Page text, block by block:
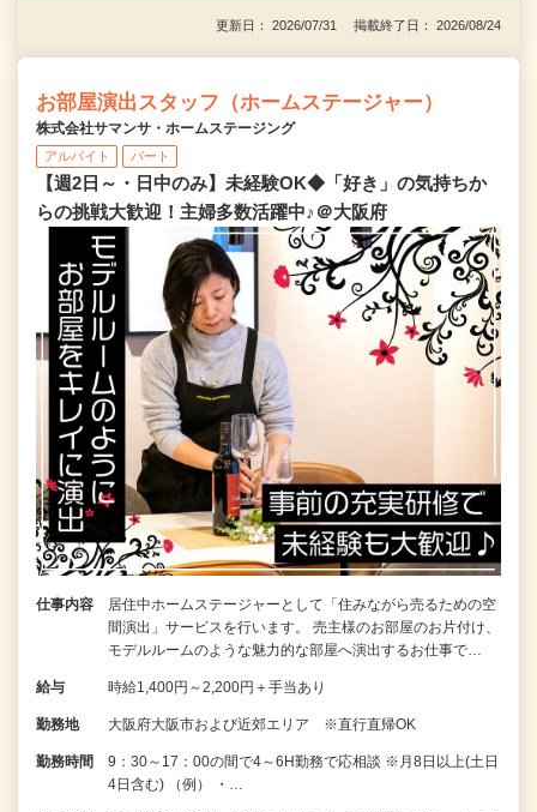
更新日： 2026/07/31 掲載終了日： 2026/08/24
お部屋演出スタッフ（ホームステージャー）
株式会社サマンサ・ホームステージング
アルバイト パート
【週2日～・日中のみ】未経験OK◆「好き」の気持ちか
らの挑戦大歓迎！主婦多数活躍中♪＠大阪府
仕事内容
居住中ホームステージャーとして「住みながら売るための空
間演出」サービスを行います。 売主様のお部屋のお片付け、
モデルルームのような魅力的な部屋へ演出するお仕事で…
給与 時給1,400円～2,200円＋手当あり
勤務地 大阪府大阪市および近郊エリア ※直行直帰OK
勤務時間
9：30～17：00の間で4～6H勤務で応相談 ※月8日以上(土日
4日含む) （例） ・…